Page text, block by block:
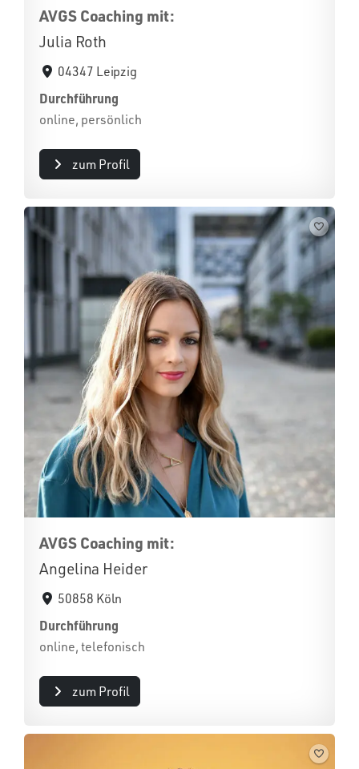
AVGS Coaching mit:
Julia Roth
04347 Leipzig
Durchführung
online, persönlich
zum Profil
AVGS Coaching mit:
Angelina Heider
50858 Köln
Durchführung
online, telefonisch
zum Profil